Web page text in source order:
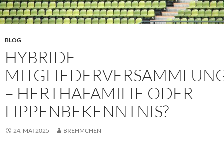
BLOG
HYBRIDE
– HERTHAFAMILIE ODER
LIPPENBEKENNTNIS?
24. MAI 2025 BREHMCHEN